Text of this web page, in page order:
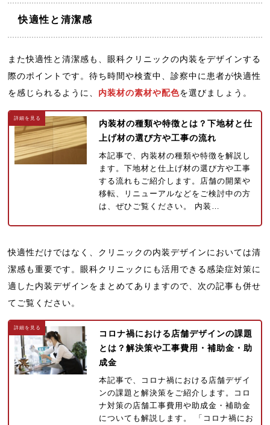
快適性と清潔感
また快適性と清潔感も、眼科クリニックの内装をデザインする
際のポイントです。待ち時間や検査中、診察中に患者が快適性
を感じられるように、 内装材の素材や配色を選びましょう。
内装材の種類や特徴とは？下地材と仕
上げ材の選び方や工事の流れ
本記事で、内装材の種類や特徴を解説し
ます。下地材と仕上げ材の選び方や工事
する流れもご紹介します。店舗の開業や
移転、リニューアルなどをご検討中の方
は、ぜひご覧ください。 内装…
快適性だけではなく、クリニックの内装デザインにおいては清
潔感も重要です。眼科クリニックにも活用できる感染症対策に
適した内装デザインをまとめてありますので、次の記事も併せ
てご覧ください。
コロナ禍における店舗デザインの課題
とは？解決策や工事費用・補助金・助
成金
本記事で、コロナ禍における店舗デザイ
ンの課題と解決策をご紹介します。コロ
ナ対策の店舗工事費用や助成金・補助金
についても解説します。 「コロナ禍にお